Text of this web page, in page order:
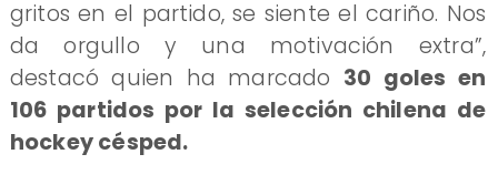
gritos en el partido, se siente el cariño. Nos
da orgullo y una motivación extra”,
destacó quien ha marcado 30 goles en
106 partidos por la selección chilena de
hockey césped.